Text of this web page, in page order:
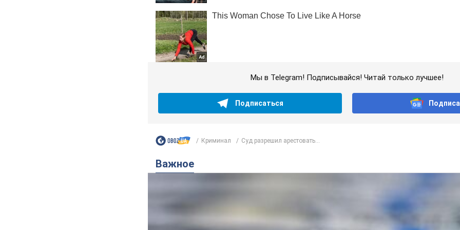
Мы в Telegram! Подписывайся! Читай только лучшее!
Подписаться
Криминал Суд разрешил арестовать...
Важное